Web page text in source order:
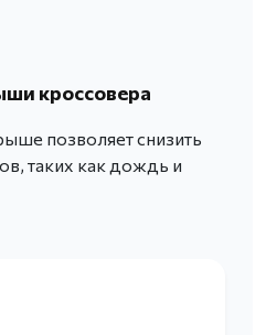
кроссовера
позволяет снизить
таких как дождь и